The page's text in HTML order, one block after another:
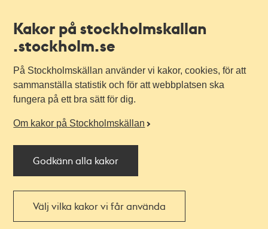
Kakor på stockholmskallan
.stockholm.se
På Stockholmskällan använder vi kakor, cookies, för att
sammanställa statistik och för att webbplatsen ska
fungera på ett bra sätt för dig.
Om kakor på Stockholmskällan
Godkänn alla kakor
Välj vilka kakor vi får använda